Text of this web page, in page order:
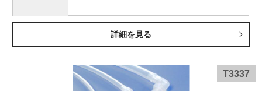
詳細を見る
T3337